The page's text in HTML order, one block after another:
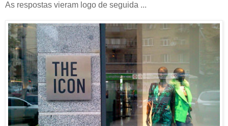
As respostas vieram logo de seguida ...